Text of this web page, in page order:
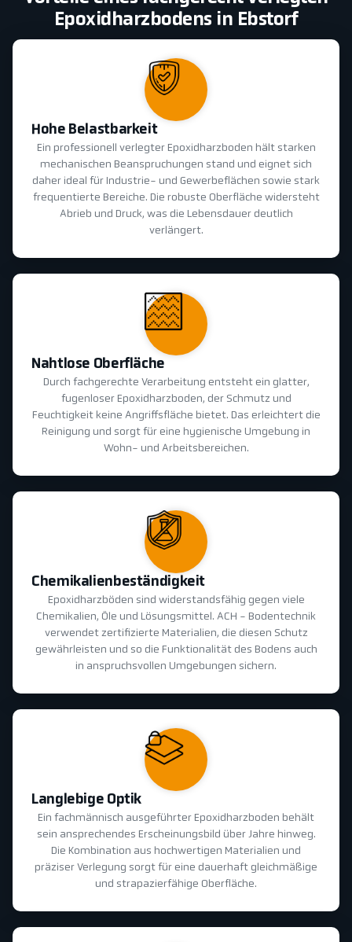
Epoxidharzbodens in Ebstorf
Hohe Belastbarkeit
Ein professionell verlegter Epoxidharzboden hält starken
mechanischen Beanspruchungen stand und eignet sich
daher ideal für Industrie- und Gewerbeflächen sowie stark
frequentierte Bereiche. Die robuste Oberfläche widersteht
Abrieb und Druck, was die Lebensdauer deutlich
verlängert.
Nahtlose Oberfläche
Durch fachgerechte Verarbeitung entsteht ein glatter,
fugenloser Epoxidharzboden, der Schmutz und
Feuchtigkeit keine Angriffsfläche bietet. Das erleichtert die
Reinigung und sorgt für eine hygienische Umgebung in
Wohn- und Arbeitsbereichen.
Chemikalienbeständigkeit
Epoxidharzböden sind widerstandsfähig gegen viele
Chemikalien, Öle und Lösungsmittel. ACH - Bodentechnik
verwendet zertifizierte Materialien, die diesen Schutz
gewährleisten und so die Funktionalität des Bodens auch
in anspruchsvollen Umgebungen sichern.
Langlebige Optik
Ein fachmännisch ausgeführter Epoxidharzboden behält
sein ansprechendes Erscheinungsbild über Jahre hinweg.
Die Kombination aus hochwertigen Materialien und
präziser Verlegung sorgt für eine dauerhaft gleichmäßige
und strapazierfähige Oberfläche.